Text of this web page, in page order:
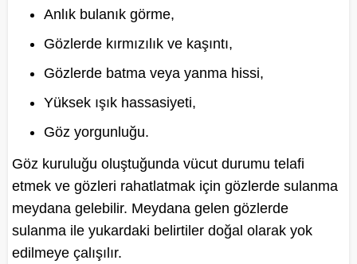
Anlık bulanık görme,
Gözlerde kırmızılık ve kaşıntı,
Gözlerde batma veya yanma hissi,
Yüksek ışık hassasiyeti,
Göz yorgunluğu.
Göz kuruluğu oluştuğunda vücut durumu telafi
etmek ve gözleri rahatlatmak için gözlerde sulanma
meydana gelebilir. Meydana gelen gözlerde
sulanma ile yukardaki belirtiler doğal olarak yok
edilmeye çalışılır.